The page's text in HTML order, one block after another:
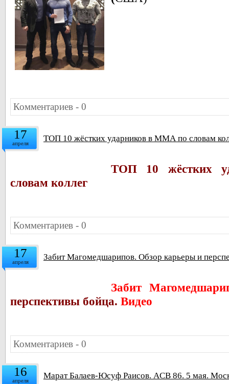
Комментариев - 0
17
апреля ТОП 10 жёстких ударников в ММА по словам
ТОП 10 жёстких
словам коллег
Комментариев - 0
17
апреля Забит Магомедшарипов. Обзор карьеры и
Забит
перспективы бойца. Видео
Комментариев - 0
16
апреля Марат Балаев-Юсуф Раисов. ACB 86. 5 мая.